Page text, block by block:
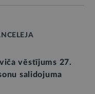
vēstījums 27.
salidojuma